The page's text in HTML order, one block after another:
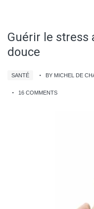
Guérir le stress
douce
SANTÉ BY MICHEL DE
16 COMMENTS